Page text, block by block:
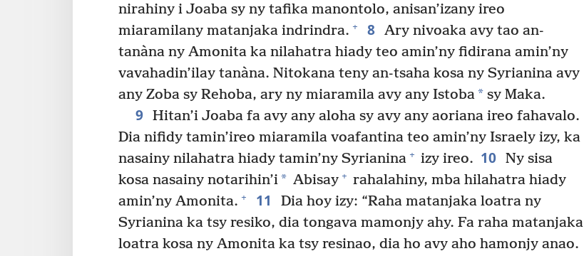
nirahiny i Joaba sy ny tafika manontolo, anisan’izany ireo
miaramilany matanjaka indrindra. + 8 Ary nivoaka avy tao an-
tanàna ny Amonita ka nilahatra hiady teo amin’ny fidirana amin’ny
vavahadin’ilay tanàna. Nitokana teny an-tsaha kosa ny Syrianina avy
any Zoba sy Rehoba, ary ny miaramila avy any Istoba* sy Maka.
9 Hitan’i Joaba fa avy any aloha sy avy any aoriana ireo fahavalo.
Dia nifidy tamin’ireo miaramila voafantina teo amin’ny Israely izy, ka
nasainy nilahatra hiady tamin’ny Syrianina + izy ireo. 10 Ny sisa
kosa nasainy notarihin’i* Abisay + rahalahiny, mba hilahatra hiady
amin’ny Amonita. + 11
Dia hoy izy: “Raha matanjaka loatra ny
Syrianina ka tsy resiko, dia tongava mamonjy ahy. Fa raha matanjaka
loatra kosa ny Amonita ka tsy resinao, dia ho avy aho hamonjy anao.